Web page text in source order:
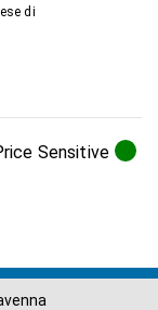
di
Sensitive